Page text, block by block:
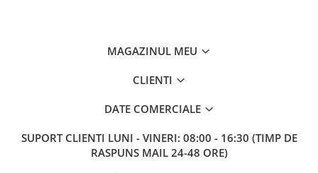
MAGAZINUL MEU
CLIENTI
DATE COMERCIALE
SUPORT CLIENTI LUNI - VINERI: 08:00 - 16:30 (TIMP DE
RASPUNS MAIL 24-48 ORE)